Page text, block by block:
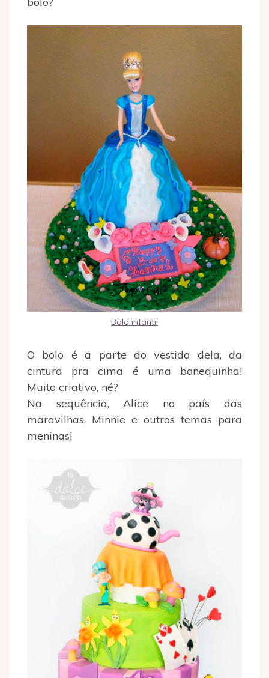
Bolo infantil
O bolo é a parte do vestido dela, da
cintura pra cima é uma bonequinha!
Muito criativo, né?
Na sequência, Alice no país das
maravilhas, Minnie e outros temas para
meninas!